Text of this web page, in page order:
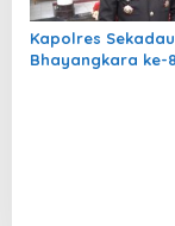
Kapolres
Bhayangkara ke-